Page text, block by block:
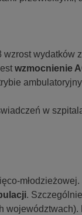
wzrost wydatków z
wzmocnienie
w
.